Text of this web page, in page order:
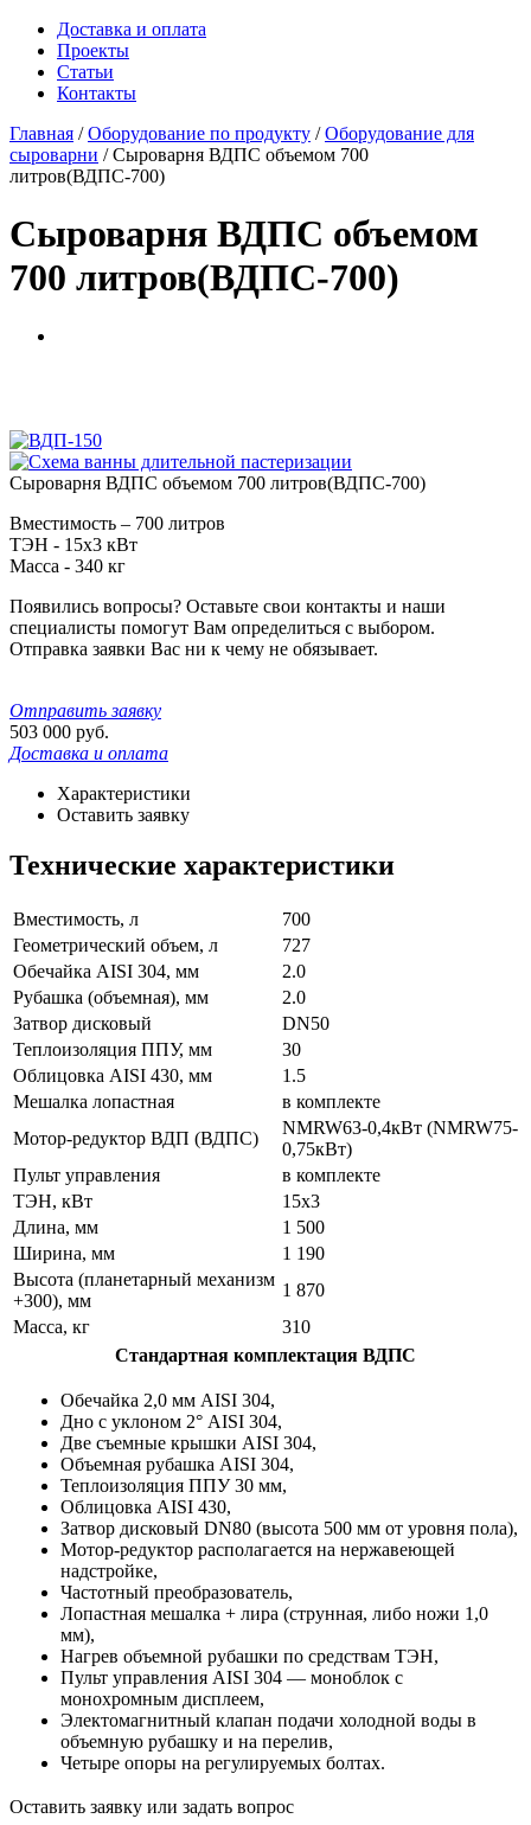
Доставка и оплата
Проекты
Статьи
Контакты
Главная /Оборудование по продукту /Оборудование для
сыроварни /Сыроварня ВДПС объемом 700
литров(ВДПС-700)
Сыроварня ВДПС объемом
700 литров(ВДПС-700)
Сыроварня ВДПС объемом 700 литров(ВДПС-700)
Вместимость – 700 литров
ТЭН - 15х3 кВт
Масса - 340 кг
Появились вопросы? Оставьте свои контакты и наши
специалисты помогут Вам определиться с выбором.
Отправка заявки Вас ни к чему не обязывает.
Отправить заявку
503 000 руб.
Доставка и оплата
Характеристики
Оставить заявку
Технические характеристики
Вместимость, л
700
Геометрический объем, л
727
Обечайка AISI 304, мм
2.0
Рубашка (объемная), мм
2.0
Затвор дисковый
DN50
Теплоизоляция ППУ, мм
30
Облицовка AISI 430, мм
1.5
Мешалка лопастная
в комплекте
Мотор-редуктор ВДП (ВДПС)
NMRW63-0,4кВт (NMRW75-
0,75кВт)
Пульт управления
в комплекте
ТЭН, кВт
15х3
Длина, мм
1 500
Ширина, мм
1 190
Высота (планетарный механизм
+300), мм
1 870
Масса, кг
310
Стандартная комплектация ВДПС
Обечайка 2,0 мм AISI 304,
Дно с уклоном 2° AISI 304,
Две съемные крышки AISI 304,
Объемная рубашка AISI 304,
Теплоизоляция ППУ 30 мм,
Облицовка AISI 430,
Затвор дисковый DN80 (высота 500 мм от уровня пола),
Мотор-редуктор располагается на нержавеющей
надстройке,
Частотный преобразователь,
Лопастная мешалка + лира (струнная, либо ножи 1,0
мм),
Нагрев объемной рубашки по средствам ТЭН,
Пульт управления AISI 304 — моноблок с
монохромным дисплеем,
Электомагнитный клапан подачи холодной воды в
объемную рубашку и на перелив,
Четыре опоры на регулируемых болтах.
Оставить заявку или задать вопрос